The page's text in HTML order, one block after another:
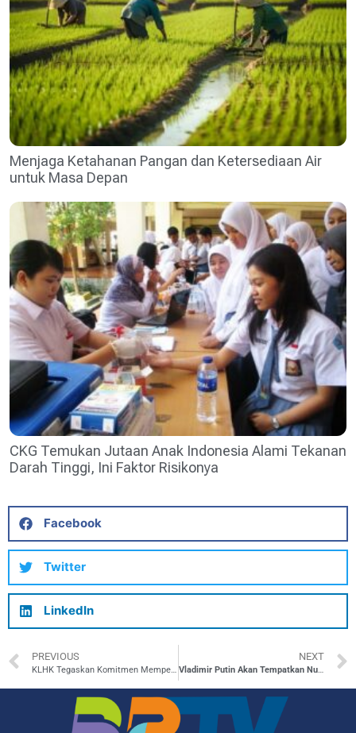
Menjaga Ketahanan Pangan dan Ketersediaan Air
untuk Masa Depan
CKG Temukan Jutaan Anak Indonesia Alami Tekanan
Darah Tinggi, Ini Faktor Risikonya
Facebook
Twitter
LinkedIn
PREVIOUS
KLHK Tegaskan Komitmen Memperbaiki Kualitas Air di Indonesia
NEXT
Vladimir Putin Akan Tempatkan Nuklir Taktis di Belarus